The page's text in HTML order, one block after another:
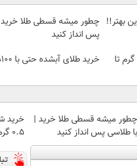
بهتر!! چطور میشه قسطی طلا خرید
پس انداز کنید
خرید شمش پلمپ طلاسی، از ۰.۵ گرم تا
خرید طلای آبشده حتی با ۱۰۰هزارتومان
چطور میشه قسطی طلا خرید |
با طلاسی پس انداز کنید
خرید
۰.۵ گرم تا ۱۰ گرم